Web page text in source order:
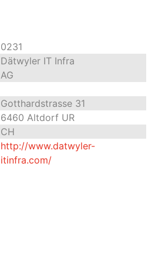
0231
Dätwyler IT Infra
AG
Gotthardstrasse 31
6460 Altdorf UR
CH
http://www.datwyler-
itinfra.com/